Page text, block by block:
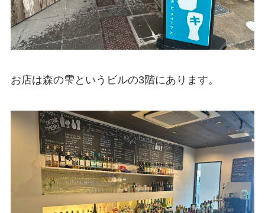
お店は森の雫というビルの3階にあります。